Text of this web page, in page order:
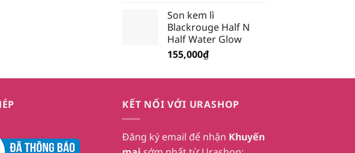
Son kem lì
Blackrouge Half N
Half Water Glow
155,000₫
KẾT NỐI VỚI URASHOP
Đăng ký email để nhận Khuyến